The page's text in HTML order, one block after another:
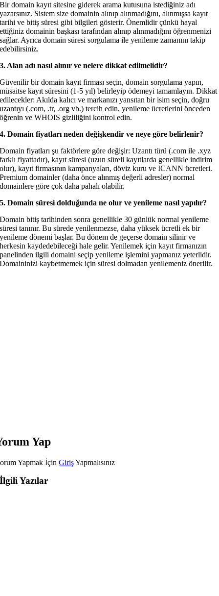
Bir domain kayıt sitesine giderek arama kutusuna istediğiniz adı
yazarsınız. Sistem size domainin alınıp alınmadığını, alınmışsa kayıt
tarihi ve bitiş süresi gibi bilgileri gösterir. Önemlidir çünkü hayal
ettiğiniz domainin başkası tarafından alınıp alınmadığını öğrenmenizi
sağlar. Ayrıca domain süresi sorgulama ile yenileme zamanını takip
edebilirsiniz.
3. Alan adı nasıl alınır ve nelere dikkat edilmelidir?
Güvenilir bir domain kayıt firması seçin, domain sorgulama yapın,
müsaitse kayıt süresini (1-5 yıl) belirleyip ödemeyi tamamlayın. Dikkat
edilecekler: Akılda kalıcı ve markanızı yansıtan bir isim seçin, doğru
uzantıyı (.com, .tr, .org vb.) tercih edin, yenileme ücretlerini önceden
öğrenin ve WHOIS gizliliğini kontrol edin.
4. Domain fiyatları neden değişkendir ve neye göre belirlenir?
Domain fiyatları şu faktörlere göre değişir: Uzantı türü (.com ile .xyz
farklı fiyattadır), kayıt süresi (uzun süreli kayıtlarda genellikle indirim
olur), kayıt firmasının kampanyaları, döviz kuru ve ICANN ücretleri.
Premium domainler (daha önce alınmış değerli adresler) normal
domainlere göre çok daha pahalı olabilir.
5. Domain süresi dolduğunda ne olur ve yenileme nasıl yapılır?
Domain bitiş tarihinden sonra genellikle 30 günlük normal yenileme
süresi tanınır. Bu sürede yenilenmezse, daha yüksek ücretli ek bir
yenileme dönemi başlar. Bu dönem de geçerse domain silinir ve
herkesin kaydedebileceği hale gelir. Yenilemek için kayıt firmanızın
panelinden ilgili domaini seçip yenileme işlemini yapmanız yeterlidir.
Domaininizi kaybetmemek için süresi dolmadan yenilemeniz önerilir.
Yap
Yapmak İçinGirişYapmalısınız
İlgili Yazılar